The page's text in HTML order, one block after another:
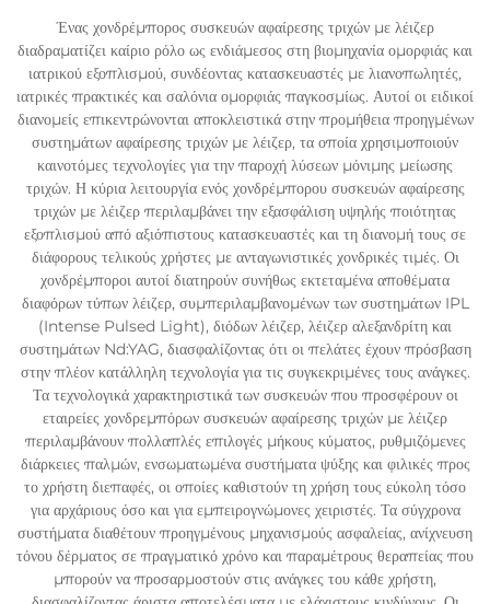
Ένας χονδρέμπορος συσκευών αφαίρεσης τριχών με λέιζερ
διαδραματίζει καίριο ρόλο ως ενδιάμεσος στη βιομηχανία ομορφιάς και
ιατρικού εξοπλισμού, συνδέοντας κατασκευαστές με λιανοπωλητές,
ιατρικές πρακτικές και σαλόνια ομορφιάς παγκοσμίως. Αυτοί οι ειδικοί
διανομείς επικεντρώνονται αποκλειστικά στην προμήθεια προηγμένων
συστημάτων αφαίρεσης τριχών με λέιζερ, τα οποία χρησιμοποιούν
καινοτόμες τεχνολογίες για την παροχή λύσεων μόνιμης μείωσης
τριχών. Η κύρια λειτουργία ενός χονδρέμπορου συσκευών αφαίρεσης
τριχών με λέιζερ περιλαμβάνει την εξασφάλιση υψηλής ποιότητας
εξοπλισμού από αξιόπιστους κατασκευαστές και τη διανομή τους σε
διάφορους τελικούς χρήστες με ανταγωνιστικές χονδρικές τιμές. Οι
χονδρέμποροι αυτοί διατηρούν συνήθως εκτεταμένα αποθέματα
διαφόρων τύπων λέιζερ, συμπεριλαμβανομένων των συστημάτων IPL
(Intense Pulsed Light), διόδων λέιζερ, λέιζερ αλεξανδρίτη και
συστημάτων Nd:YAG, διασφαλίζοντας ότι οι πελάτες έχουν πρόσβαση
στην πλέον κατάλληλη τεχνολογία για τις συγκεκριμένες τους ανάγκες.
Τα τεχνολογικά χαρακτηριστικά των συσκευών που προσφέρουν οι
εταιρείες χονδρεμπόρων συσκευών αφαίρεσης τριχών με λέιζερ
περιλαμβάνουν πολλαπλές επιλογές μήκους κύματος, ρυθμιζόμενες
διάρκειες παλμών, ενσωματωμένα συστήματα ψύξης και φιλικές προς
το χρήστη διεπαφές, οι οποίες καθιστούν τη χρήση τους εύκολη τόσο
για αρχάριους όσο και για εμπειρογνώμονες χειριστές. Τα σύγχρονα
συστήματα διαθέτουν προηγμένους μηχανισμούς ασφαλείας, ανίχνευση
τόνου δέρματος σε πραγματικό χρόνο και παραμέτρους θεραπείας που
μπορούν να προσαρμοστούν στις ανάγκες του κάθε χρήστη,